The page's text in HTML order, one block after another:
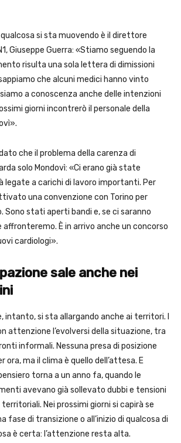
si sta muovendo è il direttore
Giuseppe Guerra: «Stiamo seguendo la
risulta una sola lettera di dimissioni
che alcuni medici hanno vinto
a conoscenza anche delle intenzioni
giorni incontrerò il personale della
che il problema della carenza di
solo Mondovì: «Ci erano già state
legate a carichi di lavoro importanti. Per
una convenzione con Torino per
Sono stati aperti bandi e, se ci saranno
È in arrivo anche un concorso
cardiologi».
sale anche nei
intanto, si sta allargando anche ai territori. I
attenzione l’evolversi della situazione, tra
informali. Nessuna presa di posizione
ora, ma il clima è quello dell’attesa. E
torna a un anno fa, quando le
avevano già sollevato dubbi e tensioni
Nei prossimi giorni si capirà se
fase di transizione o all’inizio di qualcosa di
è certa: l’attenzione resta alta.